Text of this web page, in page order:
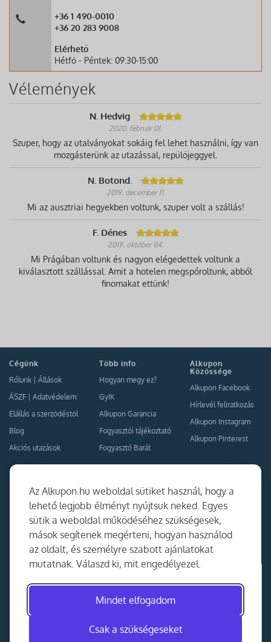
Az Alkupon.hu weboldal sütiket használ, hogy a
lehető legjobb élményt nyújtsuk neked. Egyes
sütik a weboldal működéséhez szükségesek,
mások segítenek megérteni, hogyan használod
az oldalt, és személyre szabott ajánlatokat
mutatnak. Válaszd ki, mit engedélyezel.
Mindet elfogadom
Csak a szükségeseket
+36 1 490-0010
+36 20 283 9008
Elérhető
Hétfő - Péntek: 09:30-15:00
Vélemények
N. Hedvig
2020. február 01.
Szuper, hogy az utalványokat sokáig fel lehet használni, így van
mozgásterünk az utazással, repülőjeggyel.
N. Botond.
2019. december 11.
Mi az ausztriai hegyekben voltunk, szuper volt a szállás!
F. Dénes
2019. október 04.
Mi Prágában voltunk és nagyon elégedettek voltunk a
kiválasztott szállással. Amit a hotelen megspóroltunk, abból
finomakat ettünk!
Cégünk
Rólunk
Állások
ÁSZF
Adatvédelem
Elállás a szerződéstől
Blog
Akciós utazások
Több info
Hogyan megy ez?
GyIK
Alkupon Garancia
Fogyasztói tájékoztató
Fogyasztó Barát
Alkupon
Közössége
Alkupon Facebook
Hírlevél feliratkozás
Alkupon Instagram
Alkupon Pinterest
Együttműködés
Kapcsolat
Ajánlj nekünk!
Partner Belépés